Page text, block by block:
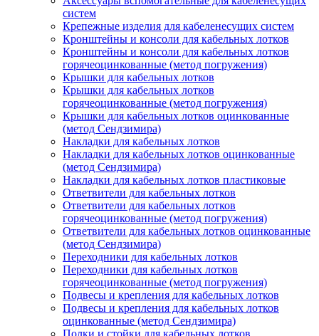
систем
Крепежные изделия для кабеленесущих систем
Кронштейны и консоли для кабельных лотков
Кронштейны и консоли для кабельных лотков
горячеоцинкованные (метод погружения)
Крышки для кабельных лотков
Крышки для кабельных лотков
горячеоцинкованные (метод погружения)
Крышки для кабельных лотков оцинкованные
(метод Сендзимира)
Накладки для кабельных лотков
Накладки для кабельных лотков оцинкованные
(метод Сендзимира)
Накладки для кабельных лотков пластиковые
Ответвители для кабельных лотков
Ответвители для кабельных лотков
горячеоцинкованные (метод погружения)
Ответвители для кабельных лотков оцинкованные
(метод Сендзимира)
Переходники для кабельных лотков
Переходники для кабельных лотков
горячеоцинкованные (метод погружения)
Подвесы и крепления для кабельных лотков
Подвесы и крепления для кабельных лотков
оцинкованные (метод Сендзимира)
Полки и стойки для кабельных лотков